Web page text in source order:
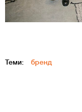
Теми: бренд